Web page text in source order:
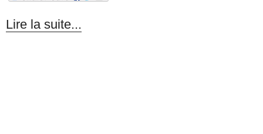
Lire la suite...